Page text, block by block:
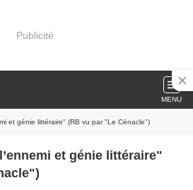
Publicité
MENU
et génie littéraire" (RB vu par "Le Cénacle")
et génie littéraire"